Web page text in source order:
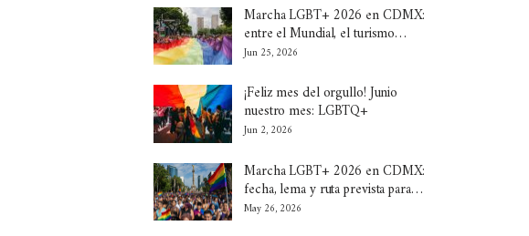
Marcha LGBT+ 2026 en CDMX:
entre el Mundial, el turismo…
Jun 25, 2026
¡Feliz mes del orgullo! Junio
nuestro mes: LGBTQ+
Jun 2, 2026
Marcha LGBT+ 2026 en CDMX:
fecha, lema y ruta prevista para…
May 26, 2026